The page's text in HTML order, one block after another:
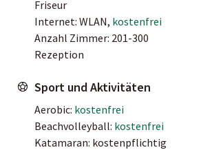
Friseur
Internet: WLAN, kostenfrei
Anzahl Zimmer: 201-300
Rezeption
Sport und Aktivitäten
Aerobic: kostenfrei
Beachvolleyball: kostenfrei
Katamaran: kostenpflichtig